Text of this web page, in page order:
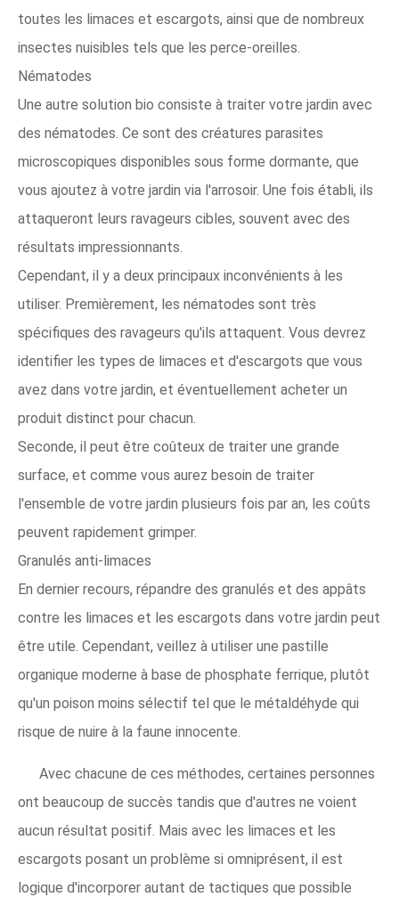
toutes les limaces et escargots, ainsi que de nombreux
insectes nuisibles tels que les perce-oreilles.
Nématodes
Une autre solution bio consiste à traiter votre jardin avec
des nématodes. Ce sont des créatures parasites
microscopiques disponibles sous forme dormante, que
vous ajoutez à votre jardin via l'arrosoir. Une fois établi, ils
attaqueront leurs ravageurs cibles, souvent avec des
résultats impressionnants.
Cependant, il y a deux principaux inconvénients à les
utiliser. Premièrement, les nématodes sont très
spécifiques des ravageurs qu'ils attaquent. Vous devrez
identifier les types de limaces et d'escargots que vous
avez dans votre jardin, et éventuellement acheter un
produit distinct pour chacun.
Seconde, il peut être coûteux de traiter une grande
surface, et comme vous aurez besoin de traiter
l'ensemble de votre jardin plusieurs fois par an, les coûts
peuvent rapidement grimper.
Granulés anti-limaces
En dernier recours, répandre des granulés et des appâts
contre les limaces et les escargots dans votre jardin peut
être utile. Cependant, veillez à utiliser une pastille
organique moderne à base de phosphate ferrique, plutôt
qu'un poison moins sélectif tel que le métaldéhyde qui
risque de nuire à la faune innocente.
Avec chacune de ces méthodes, certaines personnes
ont beaucoup de succès tandis que d'autres ne voient
aucun résultat positif. Mais avec les limaces et les
escargots posant un problème si omniprésent, il est
logique d'incorporer autant de tactiques que possible